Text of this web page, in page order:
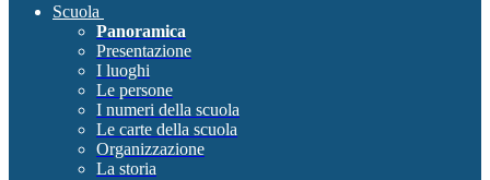
Scuola
Panoramica
Presentazione
I luoghi
Le persone
I numeri della scuola
Le carte della scuola
Organizzazione
La storia